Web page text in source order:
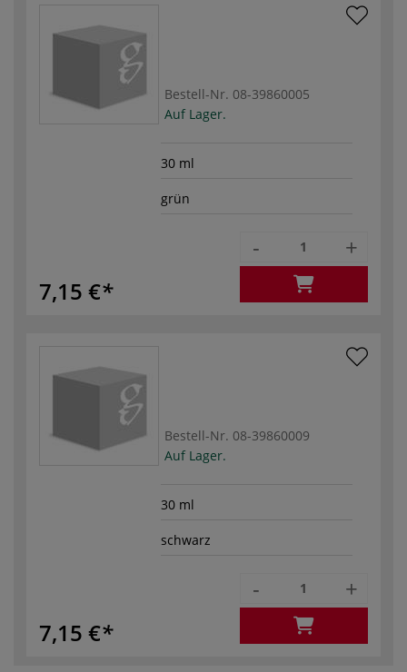
Bestell-Nr. 08-39860005
Auf Lager.
30 ml
grün
7,15 €
- +
Bestell-Nr. 08-39860009
Auf Lager.
30 ml
schwarz
7,15 €
- +